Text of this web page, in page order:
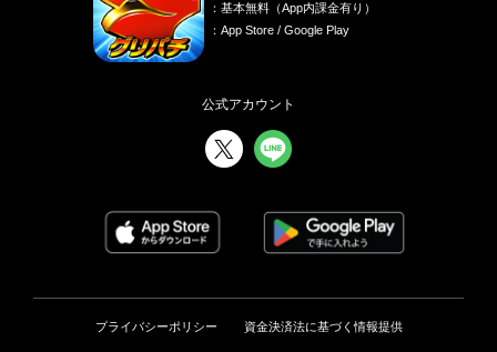
：基本無料（App内課金有り）
：App Store / Google Play
公式アカウント
プライバシーポリシー 資金決済法に基づく情報提供